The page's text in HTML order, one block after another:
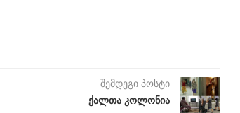
შემდეგი პოსტი
ქალთა კოლონია